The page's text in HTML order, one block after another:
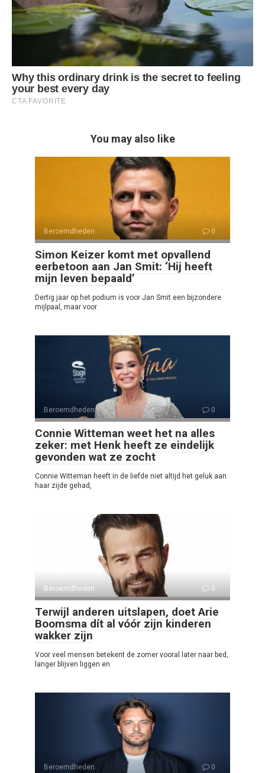
You may also like
Beroemdheden 0
Simon Keizer komt met opvallend
eerbetoon aan Jan Smit: ‘Hij heeft
mijn leven bepaald’
Dertig jaar op het podium is voor Jan Smit een bijzondere
mijlpaal, maar voor
Beroemdheden 0
Connie Witteman weet het na alles
zeker: met Henk heeft ze eindelijk
gevonden wat ze zocht
Connie Witteman heeft in de liefde niet altijd het geluk aan
haar zijde gehad,
Beroemdheden 0
Terwijl anderen uitslapen, doet Arie
Boomsma dít al vóór zijn kinderen
wakker zijn
Voor veel mensen betekent de zomer vooral later naar bed,
langer blijven liggen en
Beroemdheden 0